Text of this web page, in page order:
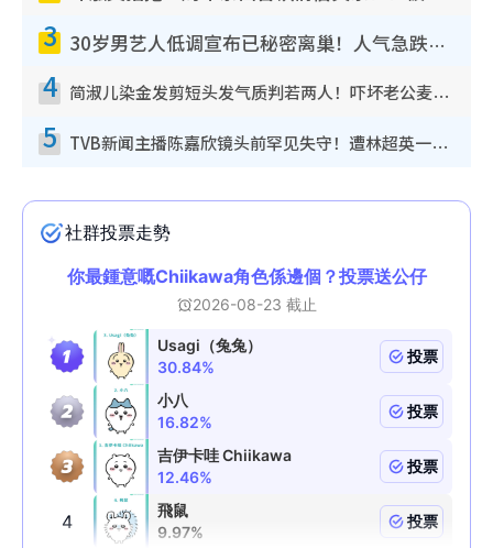
3 30岁男艺人低调宣布已秘密离巢！人气急跌变失踪人口：“这几年过得并不容易”
4 简淑儿染金发剪短头发气质判若两人！吓坏老公麦大力都认不出：“你做什么？”
5 TVB新闻主播陈嘉欣镜头前罕见失守！遭林超英一句话突袭吓坏当场大笑